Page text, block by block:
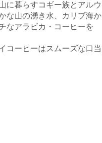
に暮らすコギー族とアル
山の湧き水、カリブ海
なアラビカ・コーヒーを
ーヒーはスムーズな口